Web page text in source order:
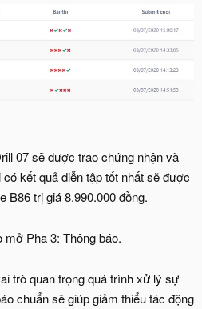
07 sẽ được trao chứng nhận và
kết quả diễn tập tốt nhất sẽ được
B86 trị giá 8.990.000 đồng.
mở Pha 3: Thông báo.
trò quan trọng quá trình xử lý sự
chuẩn sẽ giúp giảm thiểu tác động